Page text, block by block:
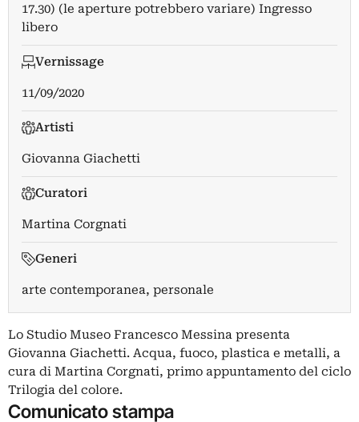
17.30) (le aperture potrebbero variare) Ingresso
libero
Vernissage
11/09/2020
Artisti
Giovanna Giachetti
Curatori
Martina Corgnati
Generi
arte contemporanea, personale
Lo Studio Museo Francesco Messina presenta
Giovanna Giachetti. Acqua, fuoco, plastica e metalli, a
cura di Martina Corgnati, primo appuntamento del ciclo
Trilogia del colore.
Comunicato stampa